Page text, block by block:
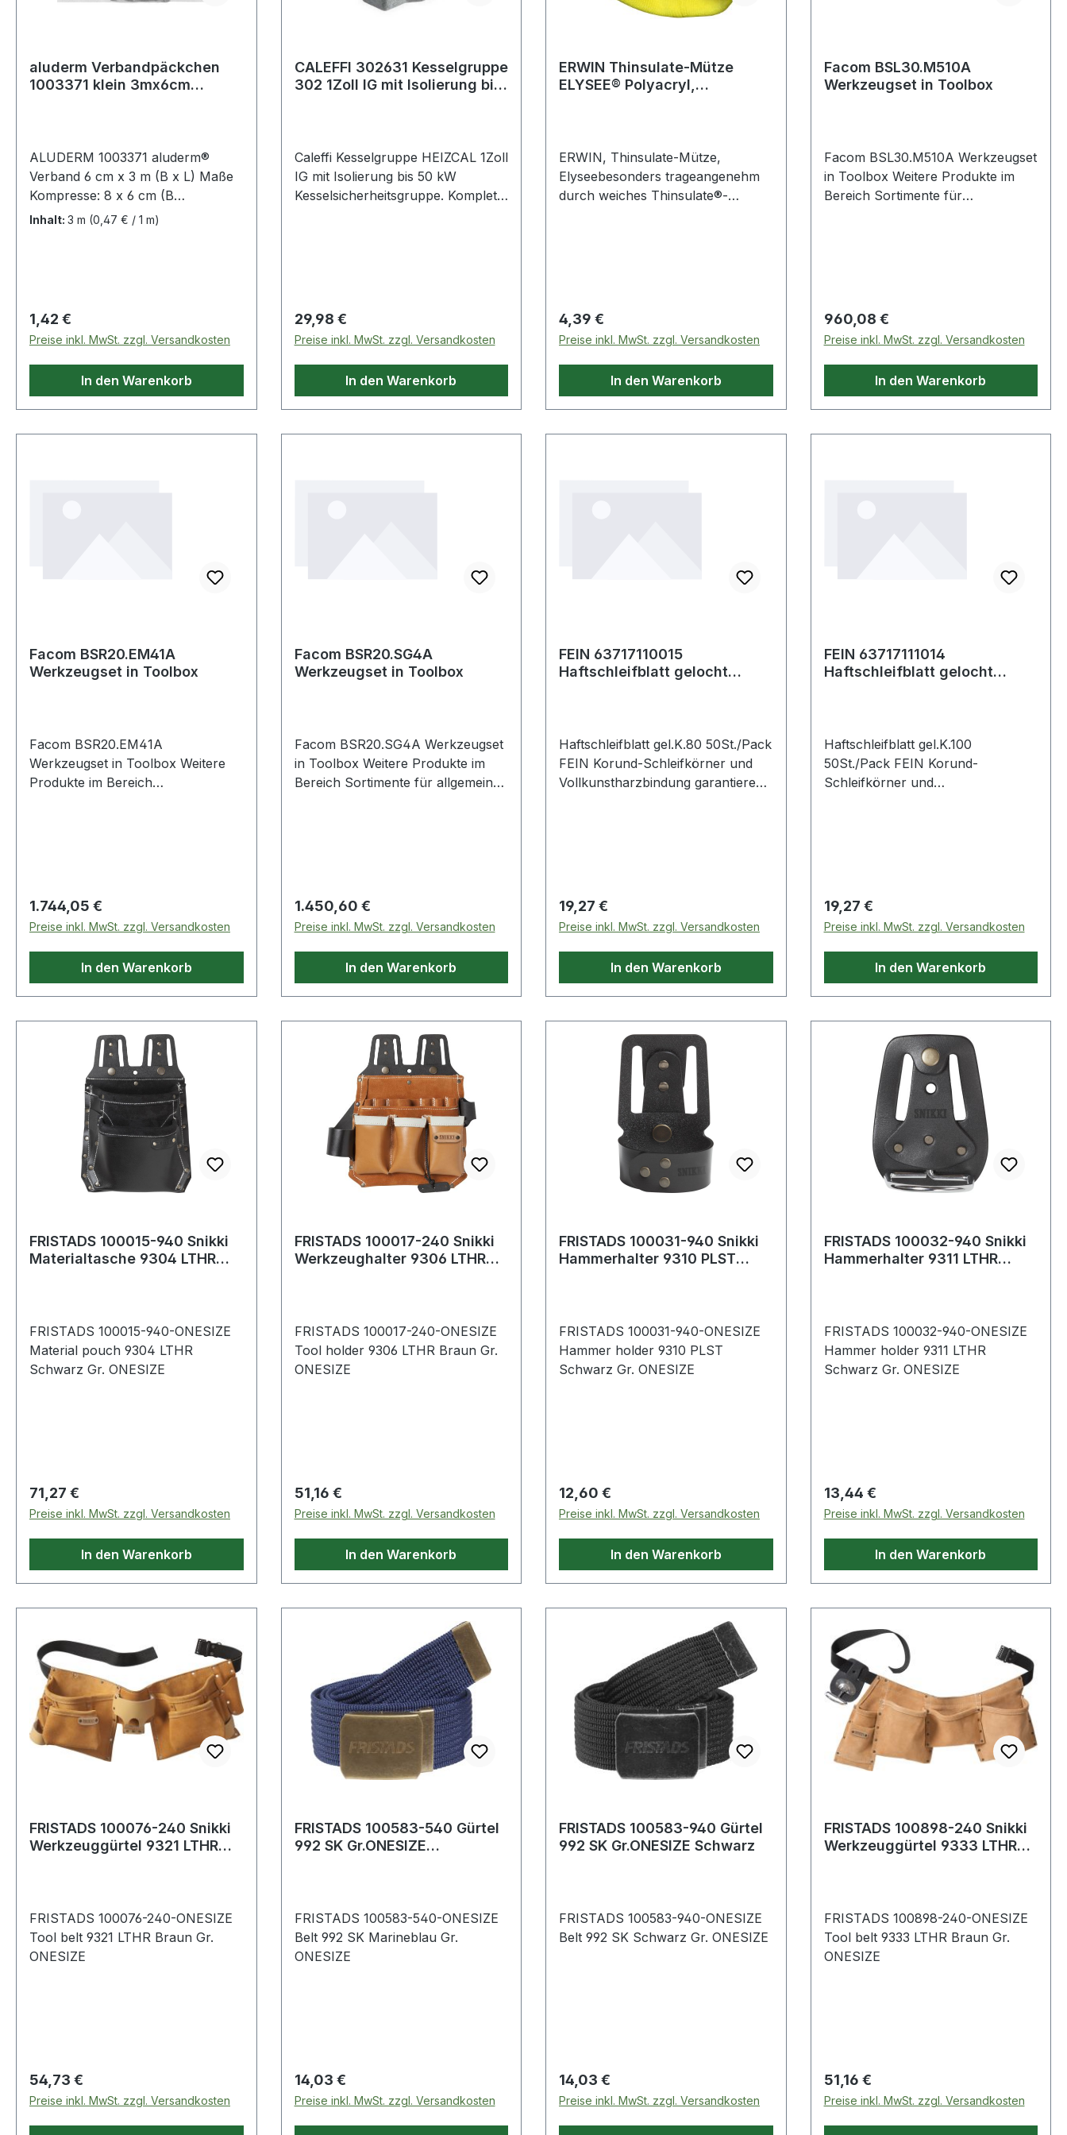
aluderm Verbandpäckchen
1003371 klein 3mx6cm
ALUDERM 1003371 aluderm®
Verband 6 cm x 3 m (B x L) Maße
Kompresse: 8 x 6 cm (B
Wundauflage ist ideal geeignet für
Verbandstoffe ab
Herstellungsdatum bei
unbeschädigter Verpackung.
Inhalt: 3 m (0,47 € / 1 m)
Regulärer Preis:
1,42 €
Preise inkl. MwSt. zzgl. Versandkosten
In den Warenkorb
CALEFFI 302631 Kesselgruppe
302 1Zoll IG mit Isolierung bis
Caleffi Kesselgruppe HEIZCAL 1Zoll
IG mit Isolierung bis 50 kW
Kesselsicherheitsgruppe. Komplett
Serie: 302
Regulärer Preis:
29,98 €
Preise inkl. MwSt. zzgl. Versandkosten
In den Warenkorb
ERWIN Thinsulate-Mütze
ELYSEE® Polyacryl,
ERWIN, Thinsulate-Mütze,
Elyseebesonders trageangenehm
durch weiches Thinsulate®-
Regulärer Preis:
4,39 €
Preise inkl. MwSt. zzgl. Versandkosten
In den Warenkorb
Facom BSL30.M510A
Werkzeugset in Toolbox
Facom BSL30.M510A Werkzeugset
in Toolbox Weitere Produkte im
Bereich Sortimente für
Regulärer Preis:
960,08 €
Preise inkl. MwSt. zzgl. Versandkosten
In den Warenkorb
Facom BSR20.EM41A
Werkzeugset in Toolbox
Facom BSR20.EM41A
Werkzeugset in Toolbox Weitere
Produkte im Bereich
Regulärer Preis:
1.744,05 €
Preise inkl. MwSt. zzgl. Versandkosten
In den Warenkorb
Facom BSR20.SG4A
Werkzeugset in Toolbox
Facom BSR20.SG4A Werkzeugset
in Toolbox Weitere Produkte im
Bereich Sortimente für allgemeine
Regulärer Preis:
1.450,60 €
Preise inkl. MwSt. zzgl. Versandkosten
In den Warenkorb
FEIN 63717110015
Haftschleifblatt gelocht
Haftschleifblatt gel.K.80 50St./Pack
FEIN Korund-Schleifkörner und
Vollkunstharzbindung garantieren
Klettschnellbefesti
Regulärer Preis:
19,27 €
Preise inkl. MwSt. zzgl. Versandkosten
In den Warenkorb
FEIN 63717111014
Haftschleifblatt gelocht
Haftschleifblatt gel.K.100
50St./Pack FEIN Korund-
Schleifkörner und
Staubabsaugung ·
Klettschnellbefesti
Regulärer Preis:
19,27 €
Preise inkl. MwSt. zzgl. Versandkosten
In den Warenkorb
FRISTADS 100015-940 Snikki
Materialtasche 9304 LTHR
FRISTADS 100015-940-ONESIZE
Material pouch 9304 LTHR
Schwarz Gr. ONESIZE
Regulärer Preis:
71,27 €
Preise inkl. MwSt. zzgl. Versandkosten
In den Warenkorb
FRISTADS 100017-240 Snikki
Werkzeughalter 9306 LTHR
FRISTADS 100017-240-ONESIZE
Tool holder 9306 LTHR Braun Gr.
ONESIZE
Regulärer Preis:
51,16 €
Preise inkl. MwSt. zzgl. Versandkosten
In den Warenkorb
FRISTADS 100031-940 Snikki
Hammerhalter 9310 PLST
FRISTADS 100031-940-ONESIZE
Hammer holder 9310 PLST
Schwarz Gr. ONESIZE
Regulärer Preis:
12,60 €
Preise inkl. MwSt. zzgl. Versandkosten
In den Warenkorb
FRISTADS 100032-940 Snikki
Hammerhalter 9311 LTHR
FRISTADS 100032-940-ONESIZE
Hammer holder 9311 LTHR
Schwarz Gr. ONESIZE
Regulärer Preis:
13,44 €
Preise inkl. MwSt. zzgl. Versandkosten
In den Warenkorb
FRISTADS 100076-240 Snikki
Werkzeuggürtel 9321 LTHR
FRISTADS 100076-240-ONESIZE
Tool belt 9321 LTHR Braun Gr.
ONESIZE
Regulärer Preis:
54,73 €
Preise inkl. MwSt. zzgl. Versandkosten
FRISTADS 100583-540 Gürtel
992 SK Gr.ONESIZE
FRISTADS 100583-540-ONESIZE
Belt 992 SK Marineblau Gr.
ONESIZE
Regulärer Preis:
14,03 €
Preise inkl. MwSt. zzgl. Versandkosten
FRISTADS 100583-940 Gürtel
992 SK Gr.ONESIZE Schwarz
FRISTADS 100583-940-ONESIZE
Belt 992 SK Schwarz Gr. ONESIZE
Regulärer Preis:
14,03 €
Preise inkl. MwSt. zzgl. Versandkosten
FRISTADS 100898-240 Snikki
Werkzeuggürtel 9333 LTHR
FRISTADS 100898-240-ONESIZE
Tool belt 9333 LTHR Braun Gr.
ONESIZE
Regulärer Preis:
51,16 €
Preise inkl. MwSt. zzgl. Versandkosten